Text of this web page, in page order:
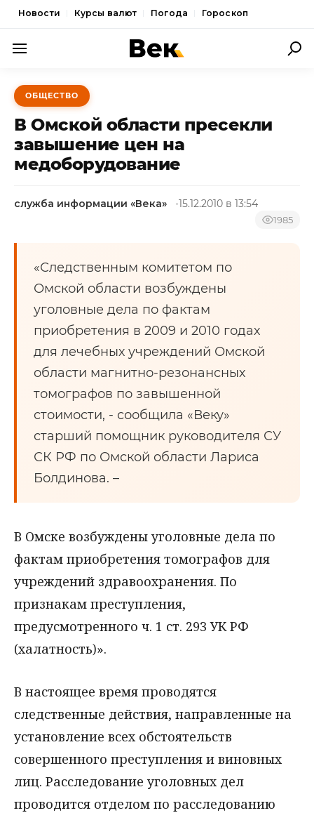
Новости Курсы валют Погода Гороскоп
ПОЛИТИКА
ЭКОНОМИКА
ОБЩЕСТВО
СПОРТ
ОБЩЕСТВО
В Омской области пресекли
завышение цен на
медоборудование
служба информации «Века» 15.12.2010 в 13:54
1985
«Следственным комитетом по
Омской области возбуждены
уголовные дела по фактам
приобретения в 2009 и 2010 годах
для лечебных учреждений Омской
области магнитно-резонансных
томографов по завышенной
стоимости, - сообщила «Веку»
старший помощник руководителя СУ
СК РФ по Омской области Лариса
Болдинова. –
В Омске возбуждены уголовные дела по
фактам приобретения томографов для
учреждений здравоохранения. По
признакам преступления,
предусмотренного ч. 1 ст. 293 УК РФ
(халатность)».
В настоящее время проводятся
следственные действия, направленные на
установление всех обстоятельств
совершенного преступления и виновных
лиц. Расследование уголовных дел
проводится отделом по расследованию